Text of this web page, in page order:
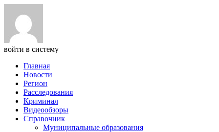
войти в систему
Главная
Новости
Регион
Расследования
Криминал
Видеообзоры
Справочник
Муниципальные образования